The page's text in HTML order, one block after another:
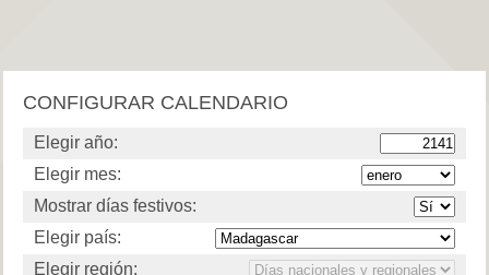
CONFIGURAR CALENDARIO
Elegir año:
Elegir mes:
Mostrar días festivos:
Elegir país:
Elegir región: